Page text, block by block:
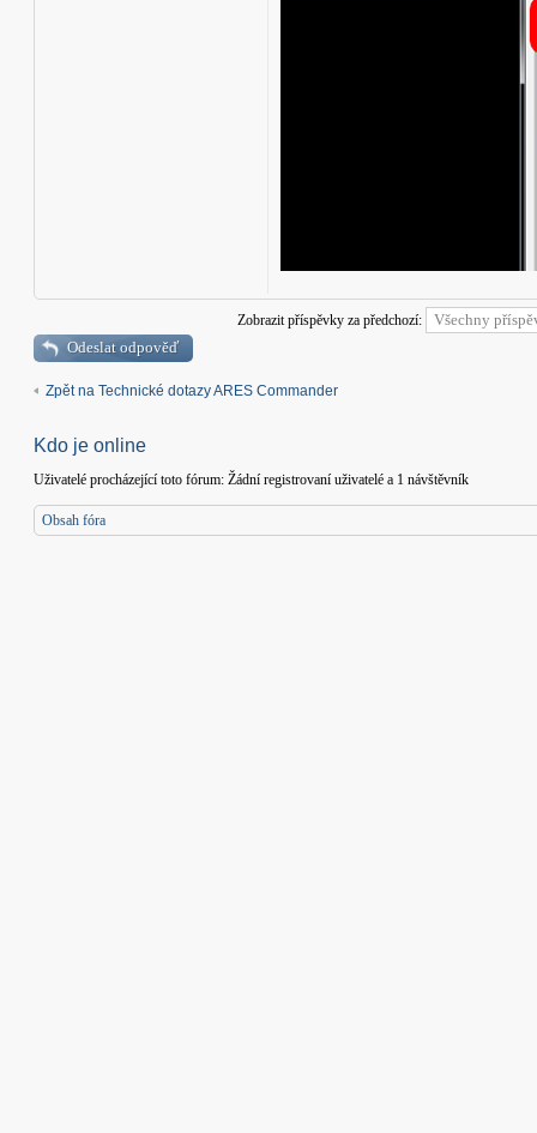
Zobrazit příspěvky za předchozí:
Odeslat odpověď
Zpět na Technické dotazy ARES Commander
Kdo je online
Uživatelé procházející toto fórum: Žádní registrovaní uživatelé a 1 návštěvník
Obsah fóra